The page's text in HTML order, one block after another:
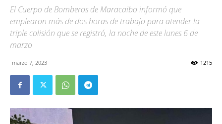
El Cuerpo de Bomberos de Maracaibo informó que
emplearon más de dos horas de trabajo para atender la
triple colisión que se registró, la noche de este lunes 6 de
marzo
marzo 7, 2023 1215